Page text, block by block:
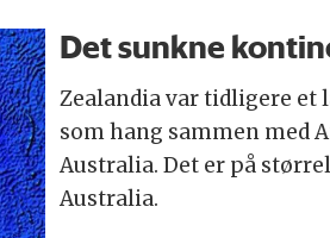
Det sunkne
Zealandia var tidligere et
som hang sammen med
Australia. Det er på
Australia.